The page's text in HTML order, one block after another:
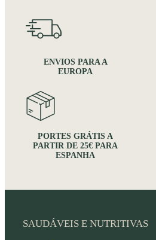
ENVIOS PARA A
EUROPA
PORTES GRÁTIS A
PARTIR DE 25€ PARA
ESPANHA
SAUDÁVEIS E NUTRITIVAS